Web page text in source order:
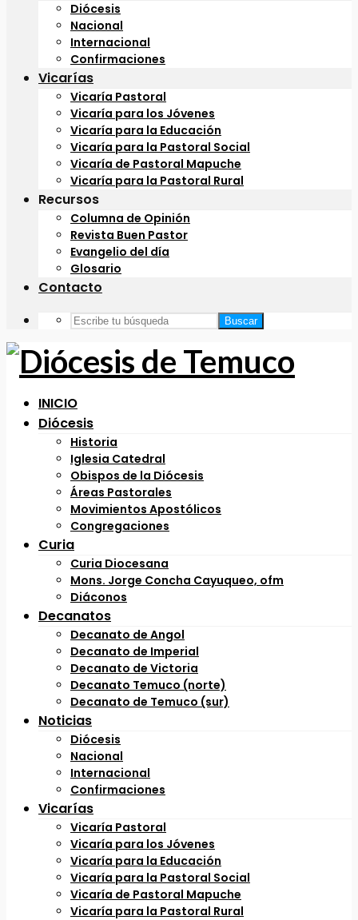
Diócesis
Nacional
Internacional
Confirmaciones
Vicarías
Vicaría Pastoral
Vicaría para los Jóvenes
Vicaría para la Educación
Vicaría para la Pastoral Social
Vicaría de Pastoral Mapuche
Vicaría para la Pastoral Rural
Recursos
Columna de Opinión
Revista Buen Pastor
Evangelio del día
Glosario
Contacto
Buscar
INICIO
Diócesis
Historia
Iglesia Catedral
Obispos de la Diócesis
Áreas Pastorales
Movimientos Apostólicos
Congregaciones
Curia
Curia Diocesana
Mons. Jorge Concha Cayuqueo, ofm
Diáconos
Decanatos
Decanato de Angol
Decanato de Imperial
Decanato de Victoria
Decanato Temuco (norte)
Decanato de Temuco (sur)
Noticias
Diócesis
Nacional
Internacional
Confirmaciones
Vicarías
Vicaría Pastoral
Vicaría para los Jóvenes
Vicaría para la Educación
Vicaría para la Pastoral Social
Vicaría de Pastoral Mapuche
Vicaría para la Pastoral Rural